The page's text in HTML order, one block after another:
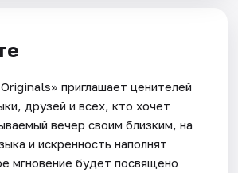
приглашает ценителей
друзей и всех, кто хочет
вечер своим близким, на
и искренность наполнят
мгновение будет посвящено